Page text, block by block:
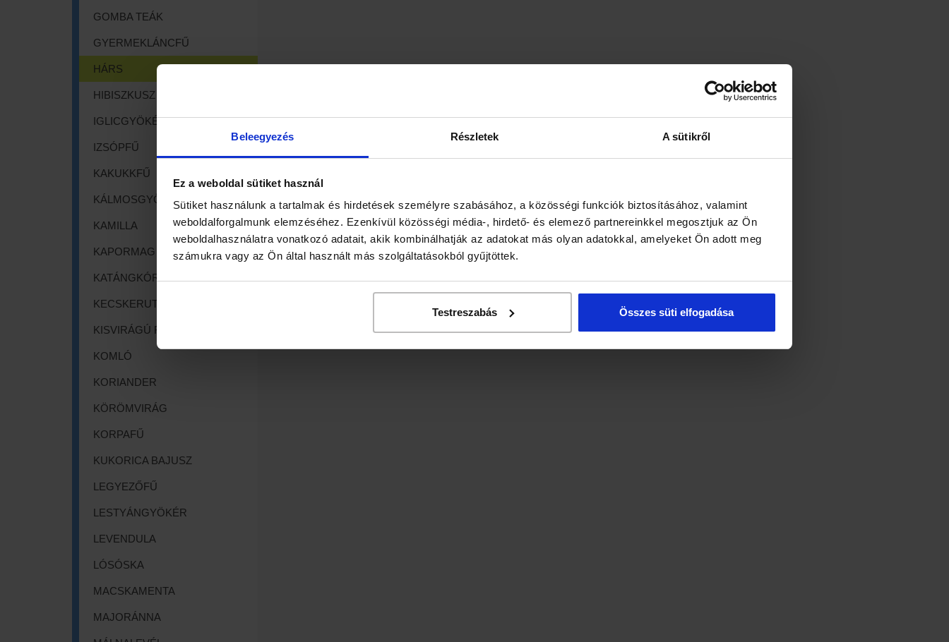
Beleegyezés Részletek A sütikről
Ez a weboldal sütiket használ
Sütiket használunk a tartalmak és hirdetések személyre szabásához, a közösségi funkciók biztosításához, valamint
weboldalforgalmunk elemzéséhez. Ezenkívül közösségi média-, hirdető- és elemező partnereinkkel megosztjuk az Ön
weboldalhasználatra vonatkozó adatait, akik kombinálhatják az adatokat más olyan adatokkal, amelyeket Ön adott meg
számukra vagy az Ön által használt más szolgáltatásokból gyűjtöttek.
Testreszabás Összes süti elfogadása
GOMBA TEÁK
GYERMEKLÁNCFŰ
HÁRS
HIBISZKUSZ
IGLICGYÖKÉR
IZSÓPFŰ
KAKUKKFŰ
KÁLMOSGYÖKÉR
KAMILLA
KAPORMAG
KATÁNGKÓRÓ
KECSKERUTA
KISVIRÁGÚ FÜZIKE
KOMLÓ
KORIANDER
KÖRÖMVIRÁG
KORPAFŰ
KUKORICA BAJUSZ
LEGYEZŐFŰ
LESTYÁNGYÖKÉR
LEVENDULA
LÓSÓSKA
MACSKAMENTA
MAJORÁNNA